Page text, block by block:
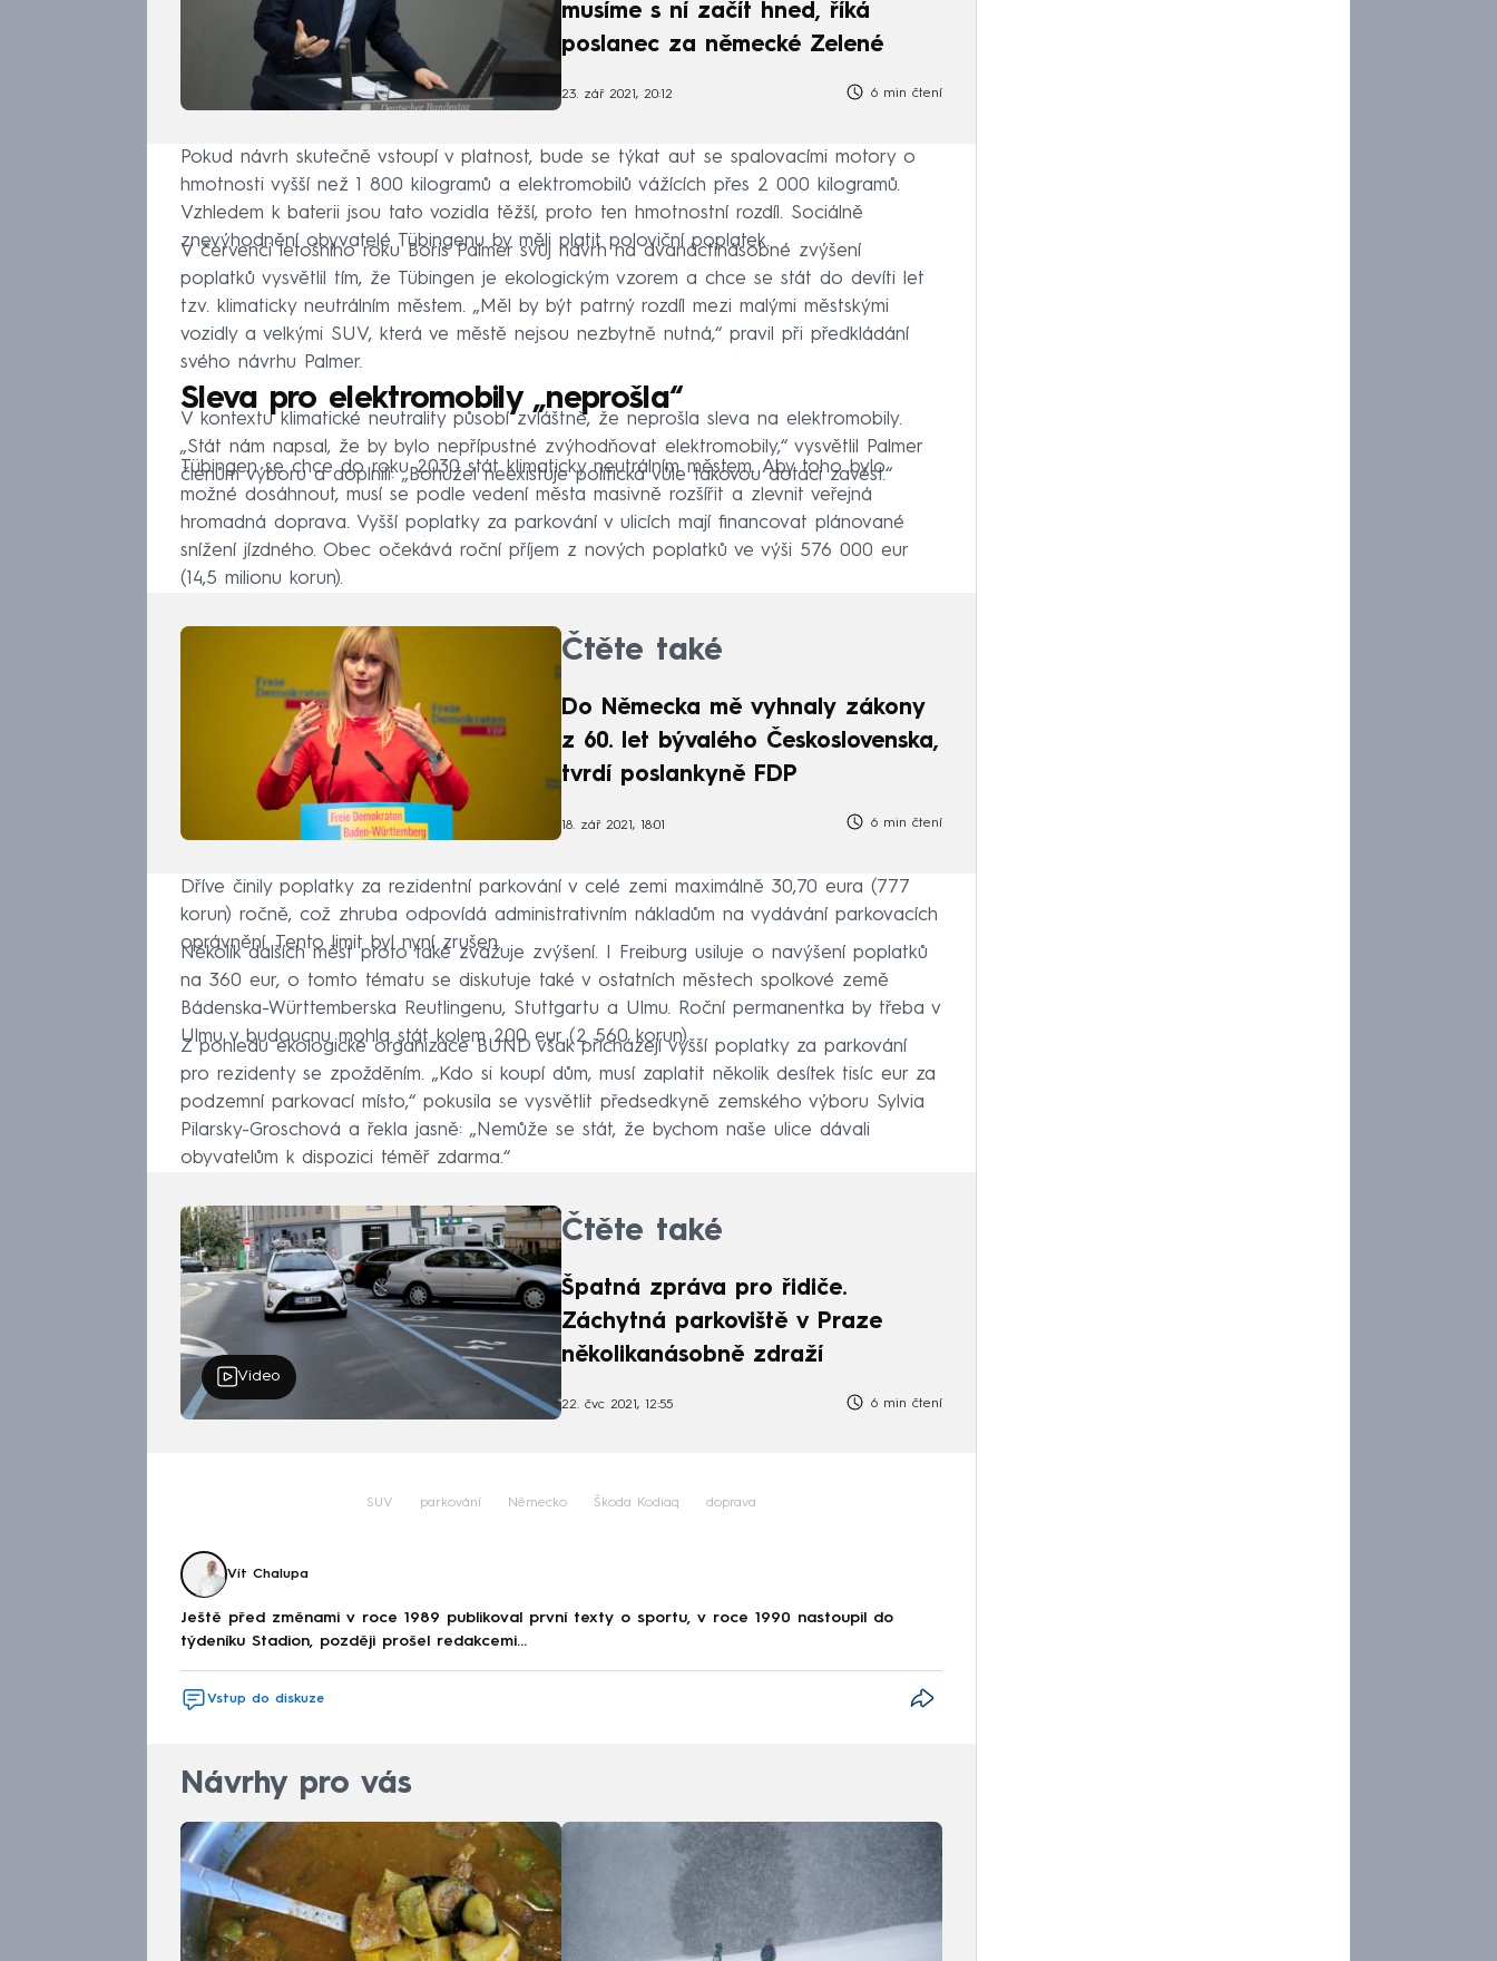
musíme s ní začít hned, říká
poslanec za německé Zelené
23. zář 2021, 20:12 6 min čtení
Pokud návrh skutečně vstoupí v platnost, bude se týkat aut se spalovacími motory o
hmotnosti vyšší než 1 800 kilogramů a elektromobilů vážících přes 2 000 kilogramů.
Vzhledem k baterii jsou tato vozidla těžší, proto ten hmotnostní rozdíl. Sociálně
znevýhodnění obyvatelé Tübingenu by měli platit poloviční poplatek.
V červenci letošního roku Boris Palmer svůj návrh na dvanáctinásobné zvýšení
poplatků vysvětlil tím, že Tübingen je ekologickým vzorem a chce se stát do devíti let
tzv. klimaticky neutrálním městem. „Měl by být patrný rozdíl mezi malými městskými
vozidly a velkými SUV, která ve městě nejsou nezbytně nutná,“ pravil při předkládání
svého návrhu Palmer.
Sleva pro elektromobily „neprošla“
V kontextu klimatické neutrality působí zvláštně, že neprošla sleva na elektromobily.
„Stát nám napsal, že by bylo nepřípustné zvýhodňovat elektromobily,“ vysvětlil Palmer
členům výboru a doplnili: „Bohužel neexistuje politická vůle takovou dotaci zavést.“
Tübingen se chce do roku 2030 stát klimaticky neutrálním městem. Aby toho bylo
možné dosáhnout, musí se podle vedení města masivně rozšířit a zlevnit veřejná
hromadná doprava. Vyšší poplatky za parkování v ulicích mají financovat plánované
snížení jízdného. Obec očekává roční příjem z nových poplatků ve výši 576 000 eur
(14,5 milionu korun).
Čtěte také
Do Německa mě vyhnaly zákony
z 60. let bývalého Československa,
tvrdí poslankyně FDP
18. zář 2021, 18:01 6 min čtení
Dříve činily poplatky za rezidentní parkování v celé zemi maximálně 30,70 eura (777
korun) ročně, což zhruba odpovídá administrativním nákladům na vydávání parkovacích
oprávnění. Tento limit byl nyní zrušen.
Několik dalších měst proto také zvažuje zvýšení. I Freiburg usiluje o navýšení poplatků
na 360 eur, o tomto tématu se diskutuje také v ostatních městech spolkové země
Bádenska-Württemberska Reutlingenu, Stuttgartu a Ulmu. Roční permanentka by třeba v
Ulmu v budoucnu mohla stát kolem 200 eur (2 560 korun).
Z pohledu ekologické organizace BUND však přicházejí vyšší poplatky za parkování
pro rezidenty se zpožděním. „Kdo si koupí dům, musí zaplatit několik desítek tisíc eur za
podzemní parkovací místo,“ pokusila se vysvětlit předsedkyně zemského výboru Sylvia
Pilarsky-Groschová a řekla jasně: „Nemůže se stát, že bychom naše ulice dávali
obyvatelům k dispozici téměř zdarma.“
Video
Čtěte také
Špatná zpráva pro řidiče.
Záchytná parkoviště v Praze
několikanásobně zdraží
22. čvc 2021, 12:55 6 min čtení
SUV parkování Německo Škoda Kodiaq doprava
Vít Chalupa
Ještě před změnami v roce 1989 publikoval první texty o sportu, v roce 1990 nastoupil do
týdeníku Stadion, později prošel redakcemi...
Vstup do diskuze
Návrhy pro vás